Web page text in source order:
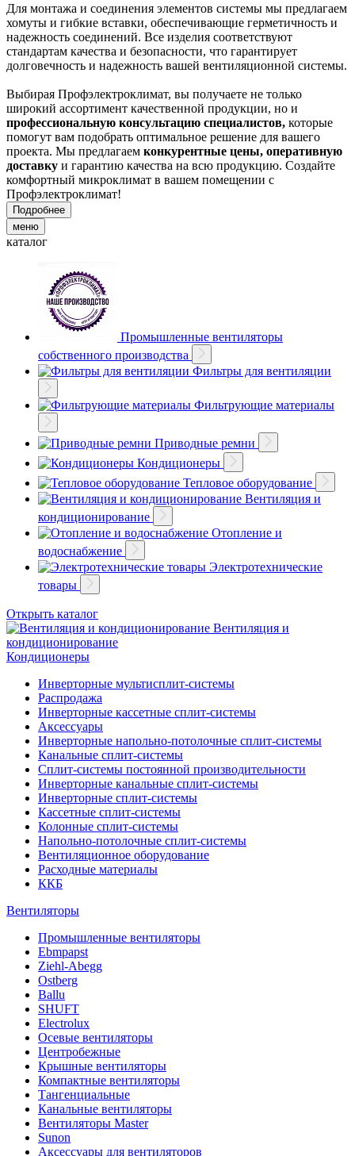
Для монтажа и соединения элементов системы мы предлагаем
хомуты и гибкие вставки, обеспечивающие герметичность и
надежность соединений. Все изделия соответствуют
стандартам качества и безопасности, что гарантирует
долговечность и надежность вашей вентиляционной системы.
Выбирая Профэлектроклимат, вы получаете не только
широкий ассортимент качественной продукции, но и
профессиональную консультацию специалистов, которые
помогут вам подобрать оптимальное решение для вашего
проекта. Мы предлагаем конкурентные цены, оперативную
доставку и гарантию качества на всю продукцию. Создайте
комфортный микроклимат в вашем помещении с
Профэлектроклимат!
Подробнее
меню
каталог
Промышленные вентиляторы
собственного производства
Фильтры для вентиляции
Фильтрующие материалы
Приводные ремни
Кондиционеры
Тепловое оборудование
Вентиляция и
кондиционирование
Отопление и
водоснабжение
Электротехнические
товары
Открыть каталог
Вентиляция и
кондиционирование
Кондиционеры
Инверторные мультисплит-системы
Распродажа
Инверторные кассетные сплит-системы
Аксессуары
Инверторные напольно-потолочные сплит-системы
Канальные сплит-системы
Сплит-системы постоянной производительности
Инверторные канальные сплит-системы
Инверторные сплит-системы
Кассетные сплит-системы
Колонные сплит-системы
Напольно-потолочные сплит-системы
Вентиляционное оборудование
Расходные материалы
ККБ
Вентиляторы
Промышленные вентиляторы
Ebmpapst
Ziehl-Abegg
Ostberg
Ballu
SHUFT
Electrolux
Осевые вентиляторы
Центробежные
Крышные вентиляторы
Компактные вентиляторы
Тангенциальные
Канальные вентиляторы
Вентиляторы Master
Sunon
Аксессуары для вентиляторов